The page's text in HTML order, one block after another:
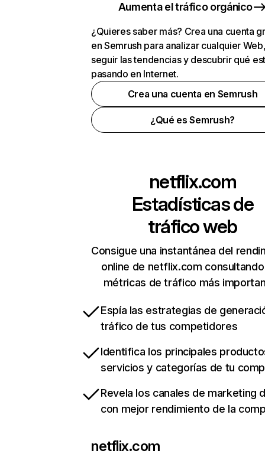
Aumenta el tráfico orgánico
¿Quieres saber más? Crea una cuenta
en Semrush para analizar cualquier
seguir las tendencias y descubrir qué
pasando en Internet.
Crea una cuenta en Semrush
¿Qué es Semrush?
netflix.com
Estadísticas de
tráfico web
Consigue una instantánea del
online de netflix.com
métricas de tráfico más
Espía las estrategias de
tráfico de tus competidores
Identifica los principales
servicios y categorías de tu
Revela los canales de marketing
con mejor rendimiento de la
netflix.com